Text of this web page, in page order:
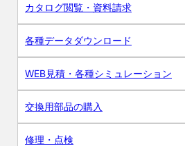
カタログ閲覧・資料請求
各種データダウンロード
WEB見積・各種シミュレーション
交換用部品の購入
修理・点検